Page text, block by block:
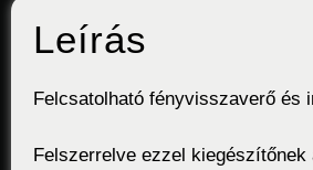
Leírás
Felcsatolható fényvisszaverő és
Felszerrelve ezzel